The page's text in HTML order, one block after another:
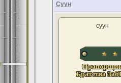
Суун
суун